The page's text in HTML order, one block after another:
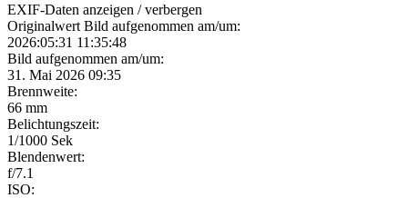
EXIF-Daten anzeigen / verbergen
Originalwert Bild aufgenommen am/um:
2026:05:31 11:35:48
Bild aufgenommen am/um:
31. Mai 2026 09:35
Brennweite:
66 mm
Belichtungszeit:
1/1000 Sek
Blendenwert:
f/7.1
ISO: